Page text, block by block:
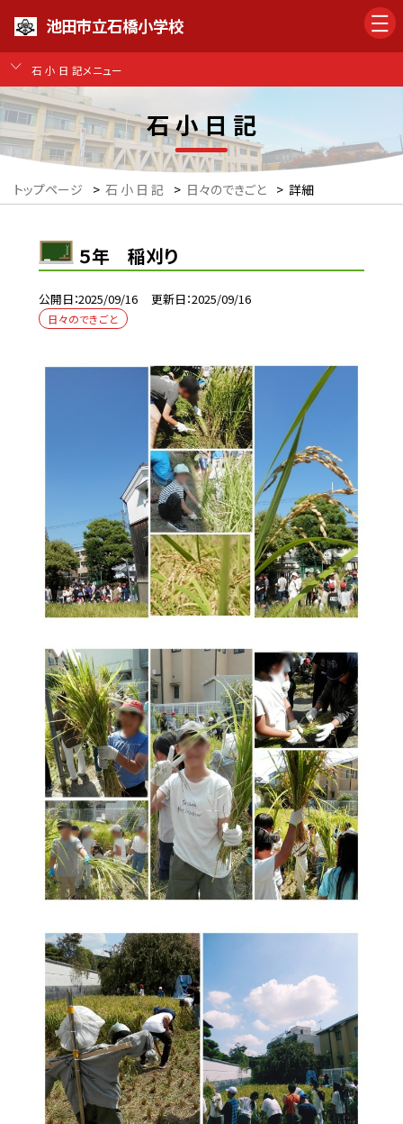
池田市立石橋小学校
石 小 日 記メニュー
石 小 日 記
トップページ > 石 小 日 記 > 日々のできごと > 詳細
５年 稲刈り
公開日 2025/09/16 更新日 2025/09/16
日々のできごと